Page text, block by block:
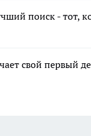
поиск - тот,
свой первый